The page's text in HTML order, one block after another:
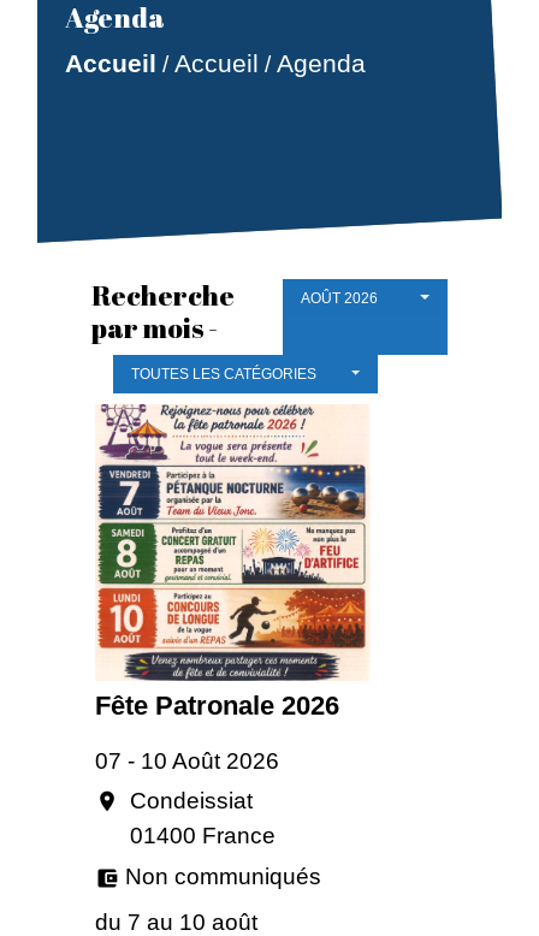
Agenda
Accueil / Accueil / Agenda
Recherche
par mois -
AOÛT 2026
TOUTES LES CATÉGORIES
Fête Patronale 2026
07 - 10 Août 2026
location_on
Condeissiat
01400 France
account_balance_wallet Non communiqués
du 7 au 10 août